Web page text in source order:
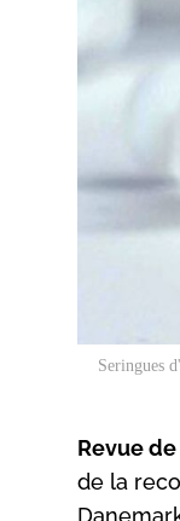
Seringues
Revue
de la